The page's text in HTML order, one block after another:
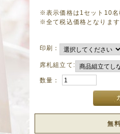
※表示価格は1セット10名
※全て税込価格となります
印刷：
席札組立て:
数量：
無